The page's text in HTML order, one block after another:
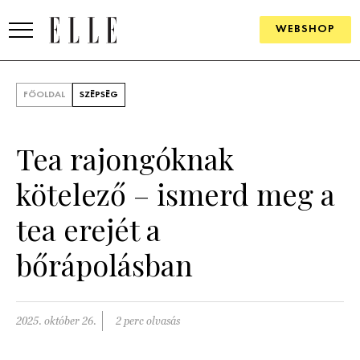
WEBSHOP
GOURMET AWARDS
SZÉPSÉG
KULTÚRA
PSZICHÉ
FŐOLDAL SZÉPSÉG
Tea rajongóknak
kötelező – ismerd meg a
tea erejét a
bőrápolásban
2025. október 26. 2 perc olvasás